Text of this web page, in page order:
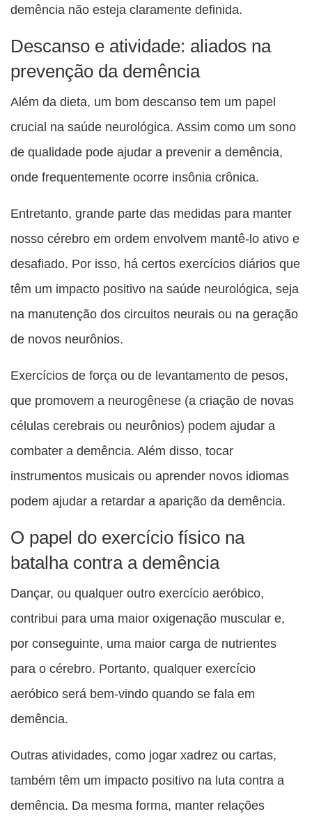
demência não esteja claramente definida.
Descanso e atividade: aliados na
prevenção da demência
Além da dieta, um bom descanso tem um papel
crucial na saúde neurológica. Assim como um sono
de qualidade pode ajudar a prevenir a demência,
onde frequentemente ocorre insônia crônica.
Entretanto, grande parte das medidas para manter
nosso cérebro em ordem envolvem mantê-lo ativo e
desafiado. Por isso, há certos exercícios diários que
têm um impacto positivo na saúde neurológica, seja
na manutenção dos circuitos neurais ou na geração
de novos neurônios.
Exercícios de força ou de levantamento de pesos,
que promovem a neurogênese (a criação de novas
células cerebrais ou neurônios) podem ajudar a
combater a demência. Além disso, tocar
instrumentos musicais ou aprender novos idiomas
podem ajudar a retardar a aparição da demência.
O papel do exercício físico na
batalha contra a demência
Dançar, ou qualquer outro exercício aeróbico,
contribui para uma maior oxigenação muscular e,
por conseguinte, uma maior carga de nutrientes
para o cérebro. Portanto, qualquer exercício
aeróbico será bem-vindo quando se fala em
demência.
Outras atividades, como jogar xadrez ou cartas,
também têm um impacto positivo na luta contra a
demência. Da mesma forma, manter relações